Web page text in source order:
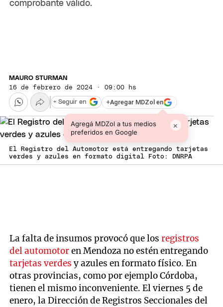
comprobante válido.
MAURO STURMAN
16 de febrero de 2024 · 09:00 hs
+Agregar MDZol en
Agregá MDZol a tus medios
preferidos en Google
×
+ Seguir en
El Registro del Automotor está entregando tarjetas
verdes y azules en formato digital Foto: DNRPA
La falta de insumos provocó que losregistros
del automotoren Mendoza no estén entregando
tarjetas verdes y azules en formato físico. En
otras provincias, como por ejemplo Córdoba,
tienen el mismo inconveniente. El viernes 5 de
enero, la Dirección de Registros Seccionales del